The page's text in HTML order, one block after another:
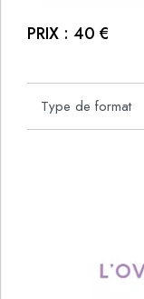
PRIX : 40 €